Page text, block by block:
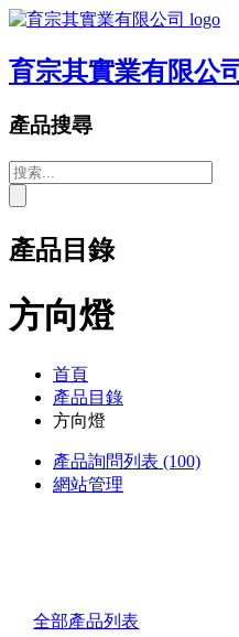
育宗其實業有限公
產品搜尋
產品目錄
方向燈
首頁
產品目錄
方向燈
產品詢問列表 (100)
網站管理
全部產品列表